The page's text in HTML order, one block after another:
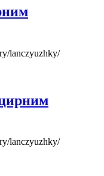
lanczyuzhky/
lanczyuzhky/